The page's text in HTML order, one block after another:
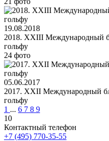
19.08.2018
2018. XXIII Международный
гольфу
24 фото
05.06.2017
2017. XXII Международный
гольфу
1 ... 6 7 8 9
10
Контактный телефон
+7 (495) 770-35-55